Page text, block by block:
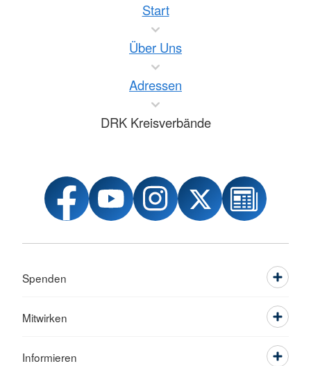
Start
Über Uns
Adressen
DRK Kreisverbände
Spenden
Mitwirken
Informieren